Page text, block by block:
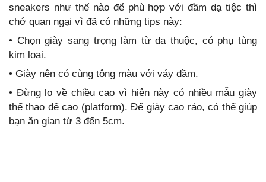
sneakers như thế nào để phù hợp với đầm dạ tiệc thì
chớ quan ngại vì đã có những tips này:
• Chọn giày sang trọng làm từ da thuộc, có phụ tùng
kim loại.
• Giày nên có cùng tông màu với váy đầm.
• Đừng lo về chiều cao vì hiện này có nhiều mẫu giày
thể thao đế cao (platform). Đế giày cao ráo, có thể giúp
bạn ăn gian từ 3 đến 5cm.